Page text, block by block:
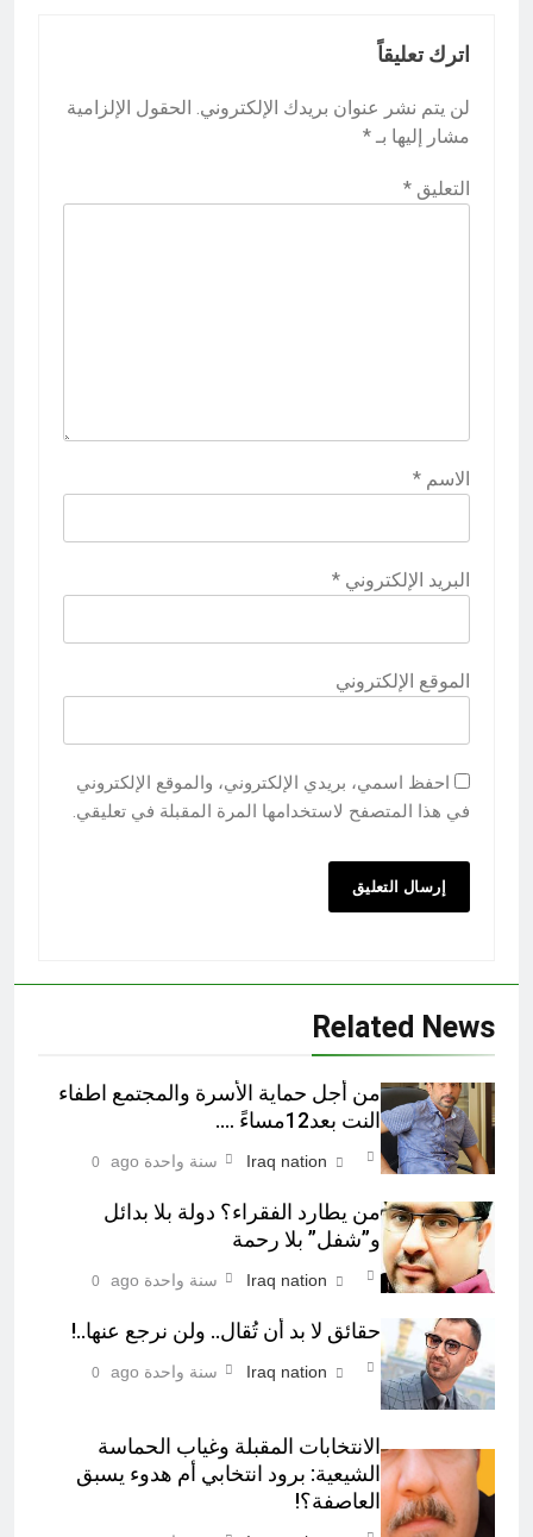
اترك تعليقاً
لن يتم نشر عنوان بريدك الإلكتروني. الحقول الإلزامية
مشار إليها بـ *
التعليق *
الاسم *
البريد الإلكتروني *
الموقع الإلكتروني
احفظ اسمي، بريدي الإلكتروني، والموقع الإلكتروني
في هذا المتصفح لاستخدامها المرة المقبلة في تعليقي.
Related News
من أجل حماية الأسرة والمجتمع اطفاء
النت بعد12مساءً ….
Iraq nation سنة واحدة ago 0
من يطارد الفقراء؟ دولة بلا بدائل
و”شفل” بلا رحمة
Iraq nation سنة واحدة ago 0
حقائق لا بد أن تُقال.. ولن نرجع عنها..!
Iraq nation سنة واحدة ago 0
الانتخابات المقبلة وغياب الحماسة
الشيعية: برود انتخابي أم هدوء يسبق
العاصفة؟!